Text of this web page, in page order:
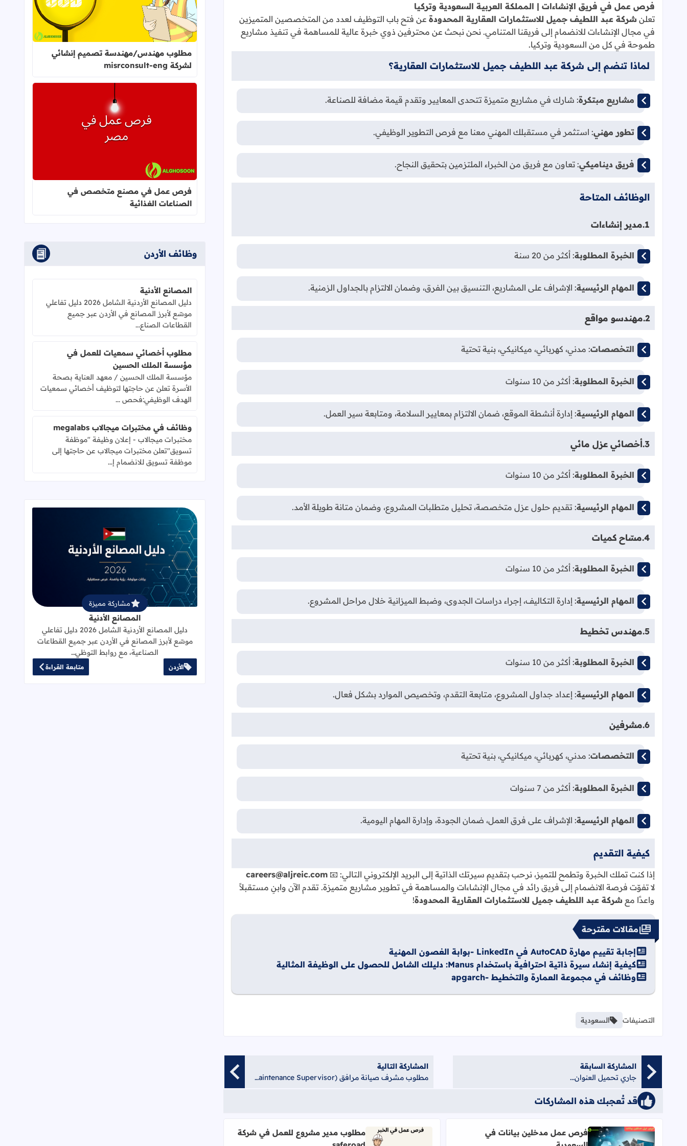
فرص عمل في فريق الإنشاءات | المملكة العربية السعودية وتركيا
تعلن شركة عبد اللطيف جميل للاستثمارات العقارية المحدودة عن فتح باب التوظيف لعدد من المتخصصين المتميزين
في مجال الإنشاءات للانضمام إلى فريقنا المتنامي. نحن نبحث عن محترفين ذوي خبرة عالية للمساهمة في تنفيذ مشاريع
طموحة في كل من السعودية وتركيا.
لماذا تنضم إلى شركة عبد اللطيف جميل للاستثمارات العقارية؟
مشاريع مبتكرة: شارك في مشاريع متميزة تتحدى المعايير وتقدم قيمة مضافة للصناعة.
تطور مهني: استثمر في مستقبلك المهني معنا مع فرص التطوير الوظيفي.
فريق ديناميكي: تعاون مع فريق من الخبراء الملتزمين بتحقيق النجاح.
الوظائف المتاحة
1. مدير إنشاءات
الخبرة المطلوبة: أكثر من 20 سنة
المهام الرئيسية: الإشراف على المشاريع، التنسيق بين الفرق، وضمان الالتزام بالجداول الزمنية.
2. مهندسو مواقع
التخصصات: مدني، كهربائي، ميكانيكي، بنية تحتية
الخبرة المطلوبة: أكثر من 10 سنوات
المهام الرئيسية: إدارة أنشطة الموقع، ضمان الالتزام بمعايير السلامة، ومتابعة سير العمل.
3. أخصائي عزل مائي
الخبرة المطلوبة: أكثر من 10 سنوات
المهام الرئيسية: تقديم حلول عزل متخصصة، تحليل متطلبات المشروع، وضمان متانة طويلة الأمد.
4. مسّاح كميات
الخبرة المطلوبة: أكثر من 10 سنوات
المهام الرئيسية: إدارة التكاليف، إجراء دراسات الجدوى، وضبط الميزانية خلال مراحل المشروع.
5. مهندس تخطيط
الخبرة المطلوبة: أكثر من 10 سنوات
المهام الرئيسية: إعداد جداول المشروع، متابعة التقدم، وتخصيص الموارد بشكل فعال.
6. مشرفين
التخصصات: مدني، كهربائي، ميكانيكي، بنية تحتية
الخبرة المطلوبة: أكثر من 7 سنوات
المهام الرئيسية: الإشراف على فرق العمل، ضمان الجودة، وإدارة المهام اليومية.
كيفية التقديم
إذا كنت تملك الخبرة وتطمح للتميز، نرحب بتقديم سيرتك الذاتية إلى البريد الإلكتروني التالي: 📧 careers@aljreic.com
لا تفوّت فرصة الانضمام إلى فريق رائد في مجال الإنشاءات والمساهمة في تطوير مشاريع متميزة. تقدم الآن وابنِ مستقبلاً
واعدًا مع شركة عبد اللطيف جميل للاستثمارات العقارية المحدودة!
مقالات مقترحة
إجابة تقييم مهارة AutoCAD في LinkedIn -بوابة الغصون المهنية
كيفية إنشاء سيرة ذاتية احترافية باستخدام Manus: دليلك الشامل للحصول على الوظيفة المثالية
وظائف في مجموعة العمارة والتخطيط -apgarch
التصنيفات السعودية
المشاركة السابقة
جاري تحميل العنوان...
المشاركة التالية
مطلوب مشرف صيانة مرافق (Facility Maintenance Supervisor)
قد تُعجبك هذه المشاركات
فرص عمل مدخلين بيانات في
مطلوب مدير مشروع للعمل في شركة
مطلوب مهندس/مهندسة تصميم إنشائي
لشركة misrconsult-eng
اقرأ المزيد عن فرص عمل في مصنع
فرص عمل في مصنع متخصص في
الصناعات الغذائية
وظائف الأردن
المصانع الأدنية
دليل المصانع الأردنية الشامل 2026 دليل تفاعلي
موسّع لأبرز المصانع في الأردن عبر جميع
القطاعات الصناع...
مطلوب أخصائي سمعيات للعمل في
مؤسسة الملك الحسين
مؤسسة الملك الحسين / معهد العناية بصحة
الأسرة تعلن عن حاجتها لتوظيف أخصائي سمعيات
الهدف الوظيفي:فحص ...
وظائف في مختبرات ميجالاب megalabs
مختبرات ميجالاب - إعلان وظيفة "موظفة
تسويق"تعلن مختبرات ميجالاب عن حاجتها إلى
موظفة تسويق للانضمام إ...
قراءة المزيد عن المصانع الأدنية
مشاركة مميزة
المصانع الأدنية
دليل المصانع الأردنية الشامل 2026 دليل تفاعلي
موسّع لأبرز المصانع في الأردن عبر جميع القطاعات
الصناعية، مع روابط التوظي…
الأردن متابعة القراءة